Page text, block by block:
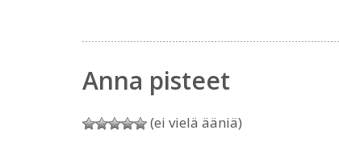
Anna pisteet
(ei vielä ääniä)